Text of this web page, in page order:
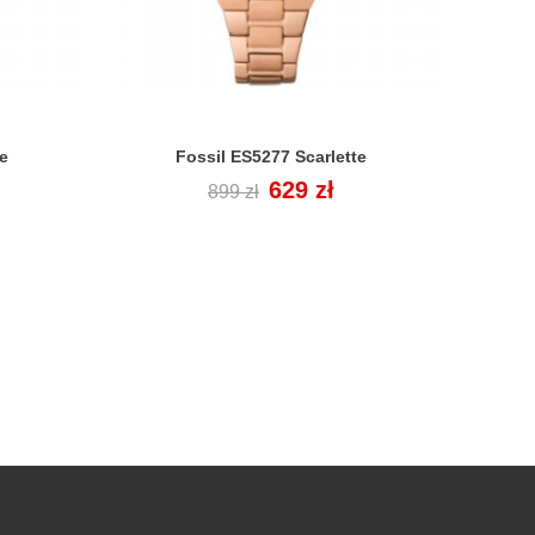
Fossil ES5277 Scarlette
Cena
899 zł Cena
629 zł
